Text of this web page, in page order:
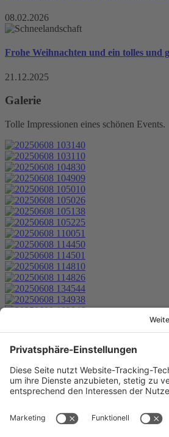
08.02.2026
Frohe Weihnachten und ein tolles und
21.12.2025
Galerie
Tolle Impressionen eines schönen Events.
Anschrift
Tennis-Gemeinschaft LONZA Weil e. V.
Lustgartenstrasse 2
E-Mail:info [at] tg-lonza.de
Links